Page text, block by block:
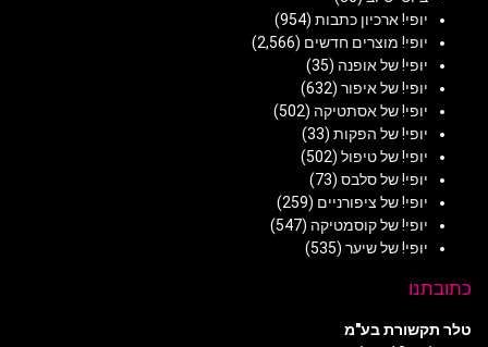
יופי! ארכיון כתבות (954)
יופי! מוצרים חדשים (2,566)
יופי! של אופנה (35)
יופי! של איפור (632)
יופי! של אסתטיקה (502)
יופי! של הפקות (33)
יופי! של טיפול (502)
יופי! של סלבס (73)
יופי! של ציפורניים (259)
יופי! של קוסמטיקה (547)
יופי! של שיער (535)
כתובתנו
טלר תקשורת בע"מ